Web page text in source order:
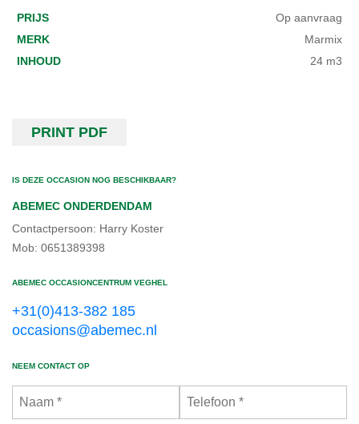
PRIJS
Op aanvraag
MERK
Marmix
INHOUD
24 m3
PRINT PDF
IS DEZE OCCASION NOG BESCHIKBAAR?
ABEMEC ONDERDENDAM
Contactpersoon: Harry Koster
Mob: 0651389398
ABEMEC OCCASIONCENTRUM VEGHEL
+31(0)413-382 185
occasions@abemec.nl
NEEM CONTACT OP